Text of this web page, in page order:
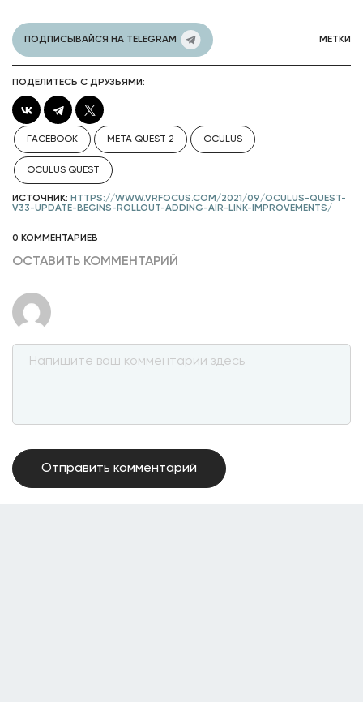
ПОДПИСЫВАЙСЯ НА TELEGRAM МЕТКИ
ПОДЕЛИТЕСЬ С ДРУЗЬЯМИ:
FACEBOOK META QUEST 2 OCULUS
OCULUS QUEST
ИСТОЧНИК: HTTPS://WWW.VRFOCUS.COM/2021/09/OCULUS-QUEST-
V33-UPDATE-BEGINS-ROLLOUT-ADDING-AIR-LINK-IMPROVEMENTS/
0 КОММЕНТАРИЕВ
ОСТАВИТЬ КОММЕНТАРИЙ